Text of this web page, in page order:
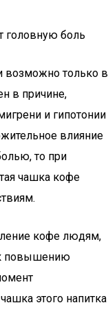
головную боль
возможно только в
в причине,
и гипотонии
влияние
то при
чашка кофе
кофе людям,
к повышению
этого напитка